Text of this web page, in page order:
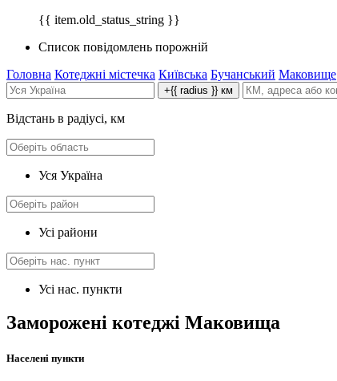
{{ item.old_status_string }}
Список повідомлень порожній
Головна Котеджні містечка Київська Бучанський Маковище
+{{ radius }} км
Відстань в радіусі, км
Уся Україна
Усі райони
Усі нас. пункти
Заморожені котеджі Маковища
Населені пункти